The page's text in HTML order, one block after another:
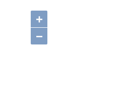
+
−